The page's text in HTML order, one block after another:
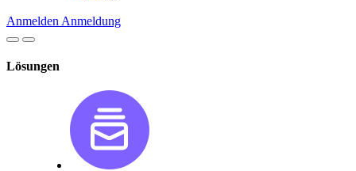
Anmelden Anmeldung
Lösungen